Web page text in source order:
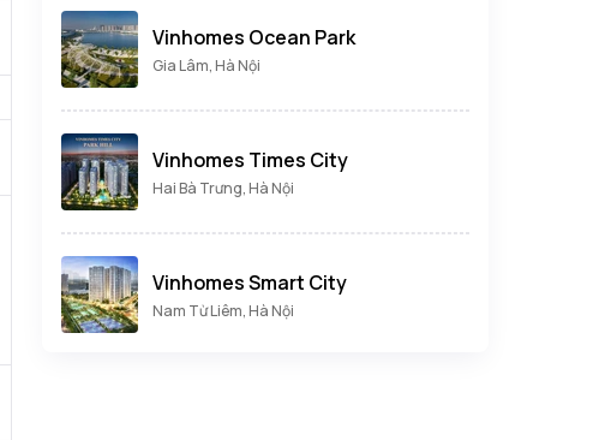
Vinhomes Ocean Park
Gia Lâm, Hà Nội
Vinhomes Times City
Hai Bà Trưng, Hà Nội
Vinhomes Smart City
Nam Từ Liêm, Hà Nội